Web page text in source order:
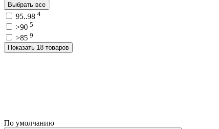
Выбрать все
95..98 4
>90 5
>85 9
Показать 18 товаров
По умолчанию